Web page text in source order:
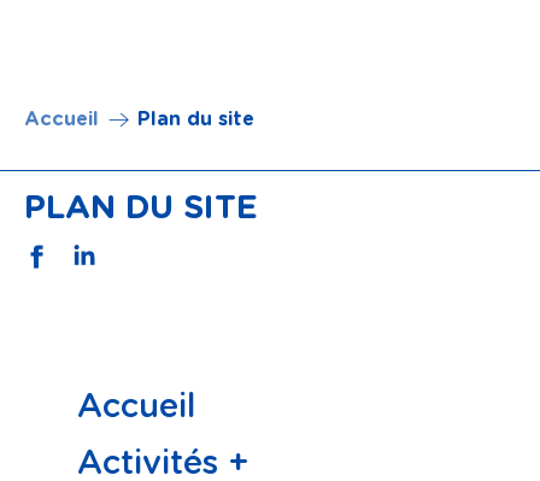
contenu
Accueil Plan du site
PLAN DU SITE
Accueil
Activités +